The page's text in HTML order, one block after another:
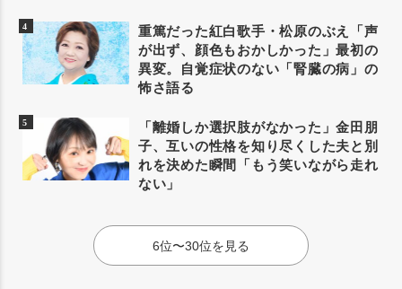
重篤だった紅白歌手・松原のぶえ「声
が出ず、顔色もおかしかった」最初の
異変。自覚症状のない「腎臓の病」の
怖さ語る
「離婚しか選択肢がなかった」金田朋
子、互いの性格を知り尽くした夫と別
れを決めた瞬間「もう笑いながら走れ
ない」
6位〜30位を見る